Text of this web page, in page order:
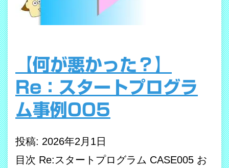
【何が悪かった？】
Re：スタートプログラ
ム事例005
投稿: 2026年2月1日
目次 Re:スタートプログラム CASE005 お